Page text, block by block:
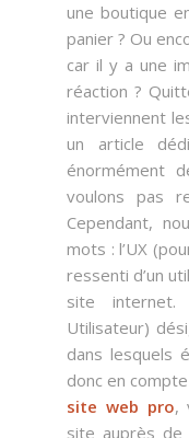
une boutique
panier ? Ou
car il y a une
réaction ?
interviennent
un article
énormément
voulons pas
Cependant,
mots : l’UX
ressenti d’un
site
Utilisateur)
dans lesquels
donc en compte
site web pro,
site auprès de